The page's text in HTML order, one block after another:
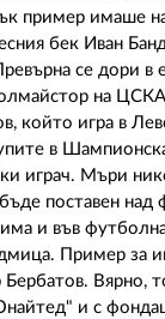
пример имаше
бек Иван
се дори
на
който игра в
в
играч. Мъри
поставен над
и във
Пример за
Вярно,
и с